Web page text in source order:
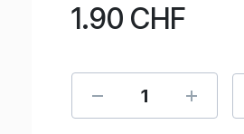
1.90 CHF